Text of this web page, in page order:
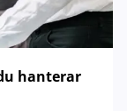
hanterar